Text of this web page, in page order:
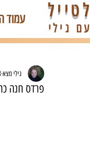
עמוד לטייל
עם גילי
פרדס חנה
גילי מצא8